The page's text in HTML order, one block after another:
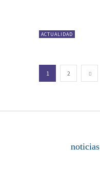
ACTUALIDAD
1 2
noticias